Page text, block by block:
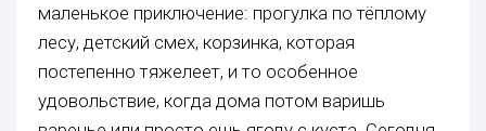
маленькое приключение: прогулка по тёплому
лесу, детский смех, корзинка, которая
постепенно тяжелеет, и то особенное
удовольствие, когда дома потом варишь